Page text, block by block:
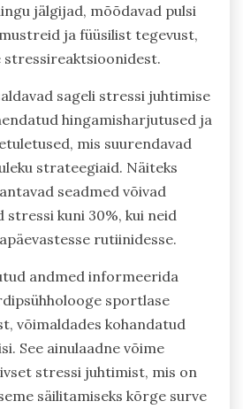
jälgijad, mõõdavad pulsi
ja füüsilist tegevust,
stressireaktsioonidest.
sageli stressi juhtimise
hingamisharjutused ja
mis suurendavad
strateegiaid. Näiteks
seadmed võivad
stressi kuni 30%, kui neid
rutiinidesse.
andmed informeerida
sportlase
võimaldades kohandatud
See ainulaadne võime
stressi juhtimist, mis on
säilitamiseks kõrge surve